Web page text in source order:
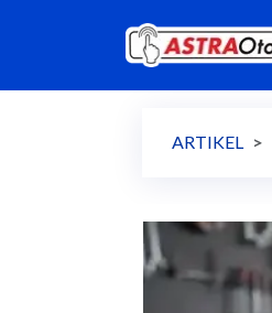
ARTIKEL